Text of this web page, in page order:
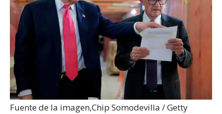
Fuente de la imagen,Chip Somodevilla / Getty